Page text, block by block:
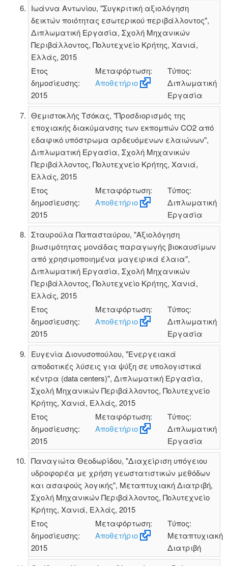
Ιωάννα Αντωνίου, "Συγκριτική αξιολόγηση
δεικτών ποιότητας εσωτερικού περιβάλλοντος",
Διπλωματική Εργασία, Σχολή Μηχανικών
Περιβάλλοντος, Πολυτεχνείο Κρήτης, Χανιά,
Ελλάς, 2015
Έτος
δημοσίευσης:
2015
Μεταφόρτωση:
Αποθετήριο
Τύπος:
Διπλωματική
Εργασία
Θεμιστοκλής Τσόκας, "Προσδιορισμός της
εποχιακής διακύμανσης των εκπομπών CO2 από
εδαφικό υπόστρωμα αρδευόμενων ελαιώνων",
Διπλωματική Εργασία, Σχολή Μηχανικών
Περιβάλλοντος, Πολυτεχνείο Κρήτης, Χανιά,
Ελλάς, 2015
Έτος
δημοσίευσης:
2015
Μεταφόρτωση:
Αποθετήριο
Τύπος:
Διπλωματική
Εργασία
Σταυρούλα Παπασταύρου, "Αξιολόγηση
βιωσιμότητας μονάδας παραγωγής βιοκαυσίμων
από χρησιμοποιημένα μαγειρικά έλαια",
Διπλωματική Εργασία, Σχολή Μηχανικών
Περιβάλλοντος, Πολυτεχνείο Κρήτης, Χανιά,
Ελλάς, 2015
Έτος
δημοσίευσης:
2015
Μεταφόρτωση:
Αποθετήριο
Τύπος:
Διπλωματική
Εργασία
Ευγενία Διονυσοπούλου, "Ενεργειακά
αποδοτικές λύσεις για ψύξη σε υπολογιστικά
κέντρα (data centers)", Διπλωματική Εργασία,
Σχολή Μηχανικών Περιβάλλοντος, Πολυτεχνείο
Κρήτης, Χανιά, Ελλάς, 2015
Έτος
δημοσίευσης:
2015
Μεταφόρτωση:
Αποθετήριο
Τύπος:
Διπλωματική
Εργασία
Παναγιώτα Θεοδωρίδου, "Διαχείριση υπόγειου
υδροφορέα με χρήση γεωστατιστικών μεθόδων
και ασαφούς λογικής", Μεταπτυχιακή Διατριβή,
Σχολή Μηχανικών Περιβάλλοντος, Πολυτεχνείο
Κρήτης, Χανιά, Ελλάς, 2015
Έτος
δημοσίευσης:
2015
Μεταφόρτωση:
Αποθετήριο
Τύπος:
Μεταπτυχιακή
Διατριβή